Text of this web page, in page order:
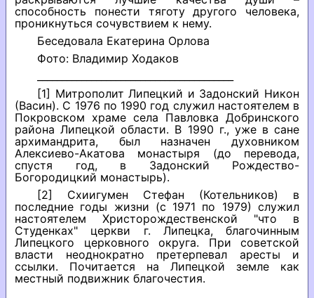
способность понести тяготу другого человека,
проникнуться сочувствием к нему.
Беседовала Екатерина Орлова
Фото: Владимир Ходаков
[1] Митрополит Липецкий и Задонский Никон
(Васин). С 1976 по 1990 год служил настоятелем в
Покровском храме села Павловка Добринского
района Липецкой области. В 1990 г., уже в сане
архимандрита, был назначен духовником
Алексиево-Акатова монастыря (до перевода,
спустя год, в Задонский Рождество-
Богородицкий монастырь).
[2] Cхиигумен Стефан (Котельников) в
последние годы жизни (с 1971 по 1979) служил
настоятелем Христорождественской "что в
Студенках" церкви г. Липецка, благочинным
Липецкого церковного округа. При советской
власти неоднократно претерпевал аресты и
ссылки. Почитается на Липецкой земле как
местный подвижник благочестия.